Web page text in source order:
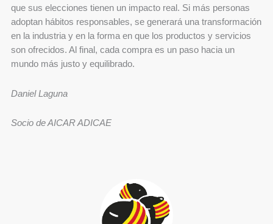
que sus elecciones tienen un impacto real. Si más personas
adoptan hábitos responsables, se generará una transformación
en la industria y en la forma en que los productos y servicios
son ofrecidos. Al final, cada compra es un paso hacia un
mundo más justo y equilibrado.
Daniel Laguna
Socio de AICAR ADICAE